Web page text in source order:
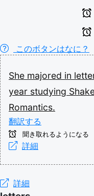
このボタンはなに？
She majored in
year studying
Romantics.
翻訳する
聞き取れるようになる
詳細
詳細